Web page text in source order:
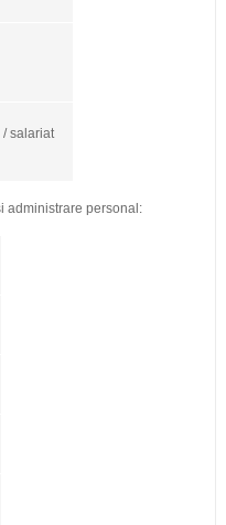
/ salariat
administrare personal: